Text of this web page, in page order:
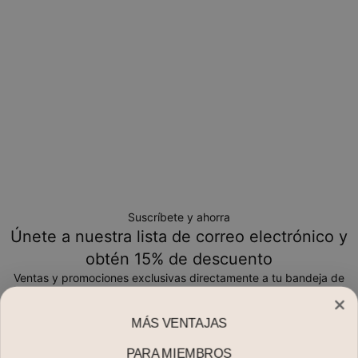
Suscríbete y ahorra
Únete a nuestra lista de correo electrónico y
obtén 15% de descuento
Ventas y promociones exclusivas directamente a tu bandeja de
MÁS VENTAJAS
PARA MIEMBROS